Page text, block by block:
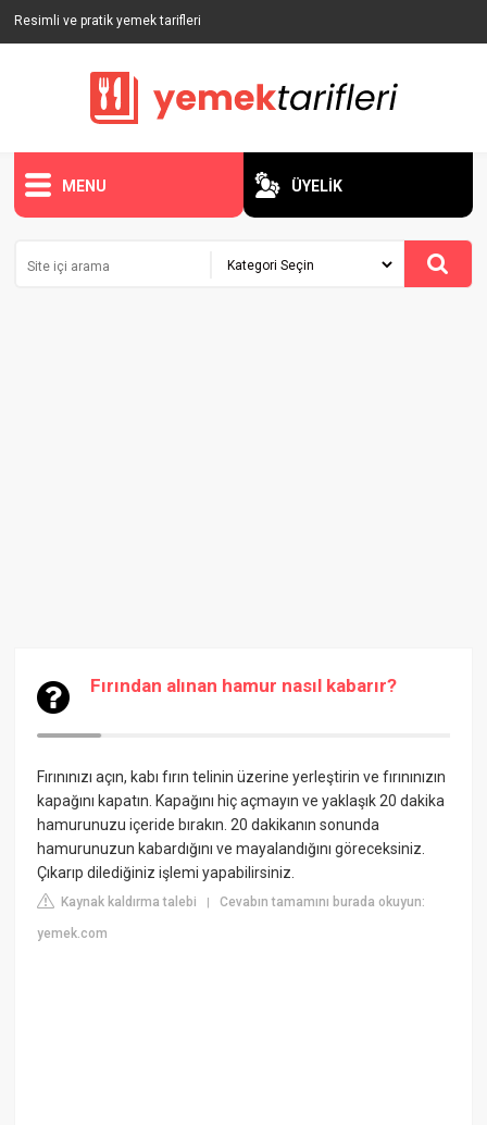
Resimli ve pratik yemek tarifleri
MENU ÜYELİK
Fırından alınan hamur nasıl kabarır?
Fırınınızı açın, kabı fırın telinin üzerine yerleştirin ve fırınınızın
kapağını kapatın. Kapağını hiç açmayın ve yaklaşık 20 dakika
hamurunuzu içeride bırakın. 20 dakikanın sonunda
hamurunuzun kabardığını ve mayalandığını göreceksiniz.
Çıkarıp dilediğiniz işlemi yapabilirsiniz.
Kaynak kaldırma talebi |Cevabın tamamını burada okuyun:
yemek.com